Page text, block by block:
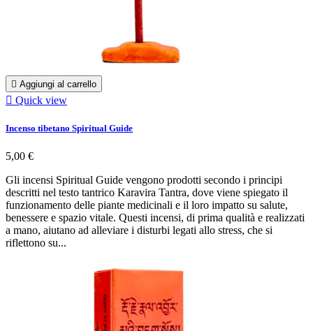
 Aggiungi al carrello
 Quick view
Incenso tibetano Spiritual Guide
5,00 €
Gli incensi Spiritual Guide vengono prodotti secondo i principi
descritti nel testo tantrico Karavira Tantra, dove viene spiegato il
funzionamento delle piante medicinali e il loro impatto su salute,
benessere e spazio vitale. Questi incensi, di prima qualità e realizzati
a mano, aiutano ad alleviare i disturbi legati allo stress, che si
riflettono su...